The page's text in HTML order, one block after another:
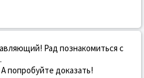
Рад познакомиться с
попробуйте доказать!